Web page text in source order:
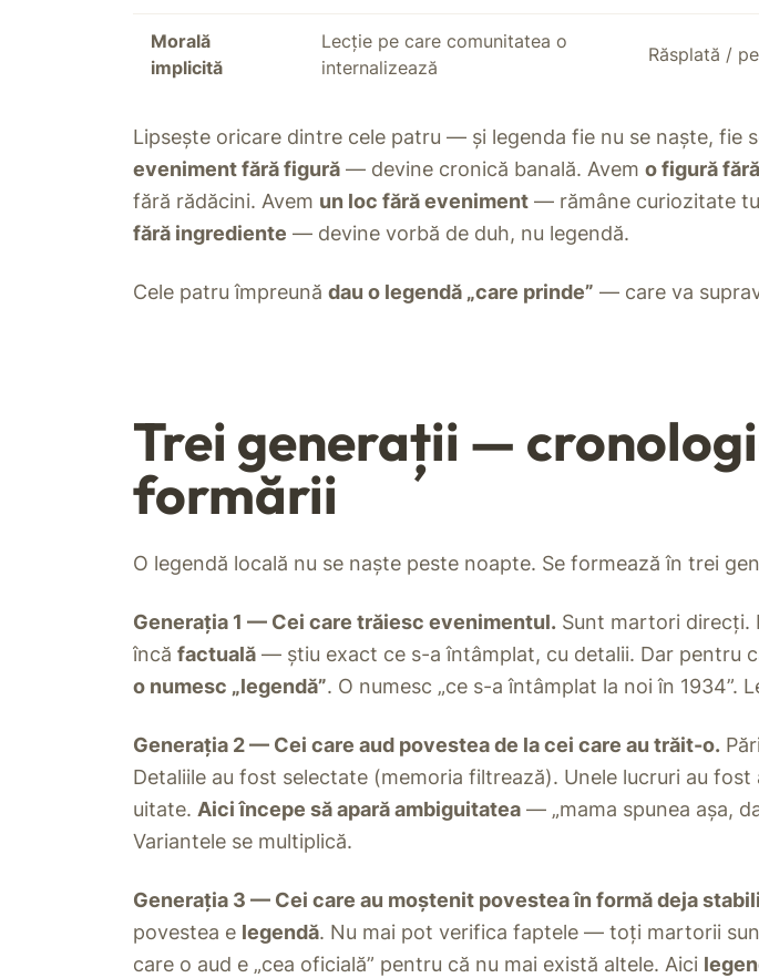
Morală
implicită
Lecție pe care comunitatea o
internalizează
Răsplată /
Lipsește oricare dintre cele patru — și legenda fie nu se naște, fie
eveniment fără figură — devine cronică banală. Avem o figură
fără rădăcini. Avem un loc fără eveniment — rămâne curiozitate
fără ingrediente — devine vorbă de duh, nu legendă.
Cele patru împreună dau o legendă „care prinde” — care va
Trei generații —
formării
O legendă locală nu se naște peste noapte. Se formează în trei
Generația 1 — Cei care trăiesc evenimentul. Sunt martori direcți.
încă factuală — știu exact ce s-a întâmplat, cu detalii. Dar pentru
o numesc „legendă”. O numesc „ce s-a întâmplat la noi în 1934”.
Generația 2 — Cei care aud povestea de la cei care au trăit-o.
Detaliile au fost selectate (memoria filtrează). Unele lucruri au
uitate. Aici începe să apară ambiguitatea — „mama spunea așa,
Variantele se multiplică.
Generația 3 — Cei care au moștenit povestea în formă deja
povestea e legendă. Nu mai pot verifica faptele — toți martorii
care o aud e „cea oficială” pentru că nu mai există altele. Aici